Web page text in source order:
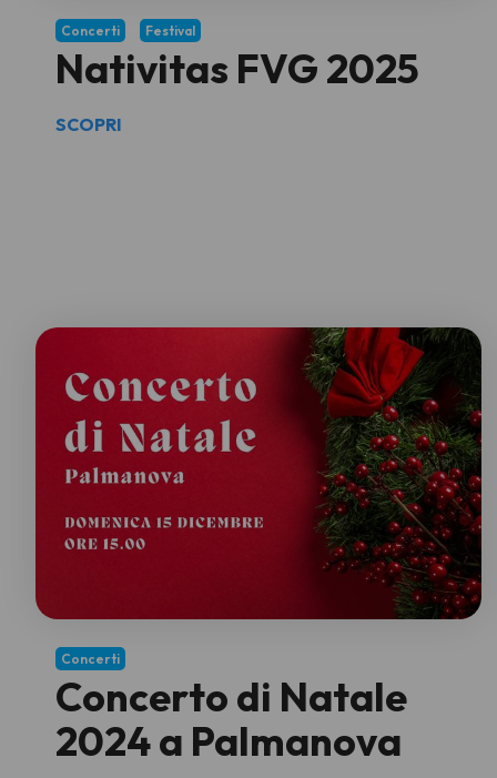
Nativitas FVG 2025
Concerti Festival
SCOPRI
Concerto di Natale
2024 a Palmanova
Concerti